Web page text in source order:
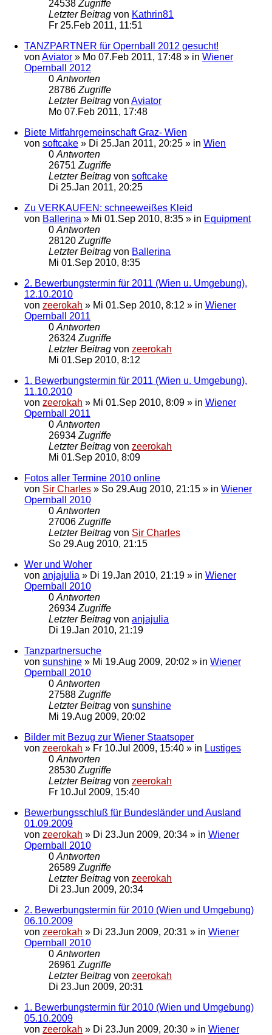
24538 Zugriffe
Letzter Beitrag von Kathrin81
Fr 25.Feb 2011, 11:51
TANZPARTNER für Opernball 2012 gesucht!
von Aviator » Mo 07.Feb 2011, 17:48 » in Wiener
Opernball 2012
0 Antworten
28786 Zugriffe
Letzter Beitrag von Aviator
Mo 07.Feb 2011, 17:48
Biete Mitfahrgemeinschaft Graz- Wien
von softcake » Di 25.Jan 2011, 20:25 » in Wien
0 Antworten
26751 Zugriffe
Letzter Beitrag von softcake
Di 25.Jan 2011, 20:25
Zu VERKAUFEN: schneeweißes Kleid
von Ballerina » Mi 01.Sep 2010, 8:35 » in Equipment
0 Antworten
28120 Zugriffe
Letzter Beitrag von Ballerina
Mi 01.Sep 2010, 8:35
2. Bewerbungstermin für 2011 (Wien u. Umgebung),
12.10.2010
von zeerokah » Mi 01.Sep 2010, 8:12 » in Wiener
Opernball 2011
0 Antworten
26324 Zugriffe
Letzter Beitrag von zeerokah
Mi 01.Sep 2010, 8:12
1. Bewerbungstermin für 2011 (Wien u. Umgebung),
11.10.2010
von zeerokah » Mi 01.Sep 2010, 8:09 » in Wiener
Opernball 2011
0 Antworten
26934 Zugriffe
Letzter Beitrag von zeerokah
Mi 01.Sep 2010, 8:09
Fotos aller Termine 2010 online
von Sir Charles » So 29.Aug 2010, 21:15 » in Wiener
Opernball 2010
0 Antworten
27006 Zugriffe
Letzter Beitrag von Sir Charles
So 29.Aug 2010, 21:15
Wer und Woher
von anjajulia » Di 19.Jan 2010, 21:19 » in Wiener
Opernball 2010
0 Antworten
26934 Zugriffe
Letzter Beitrag von anjajulia
Di 19.Jan 2010, 21:19
Tanzpartnersuche
von sunshine » Mi 19.Aug 2009, 20:02 » in Wiener
Opernball 2010
0 Antworten
27588 Zugriffe
Letzter Beitrag von sunshine
Mi 19.Aug 2009, 20:02
Bilder mit Bezug zur Wiener Staatsoper
von zeerokah » Fr 10.Jul 2009, 15:40 » in Lustiges
0 Antworten
28530 Zugriffe
Letzter Beitrag von zeerokah
Fr 10.Jul 2009, 15:40
Bewerbungsschluß für Bundesländer und Ausland
01.09.2009
von zeerokah » Di 23.Jun 2009, 20:34 » in Wiener
Opernball 2010
0 Antworten
26589 Zugriffe
Letzter Beitrag von zeerokah
Di 23.Jun 2009, 20:34
2. Bewerbungstermin für 2010 (Wien und Umgebung)
06.10.2009
von zeerokah » Di 23.Jun 2009, 20:31 » in Wiener
Opernball 2010
0 Antworten
26961 Zugriffe
Letzter Beitrag von zeerokah
Di 23.Jun 2009, 20:31
1. Bewerbungstermin für 2010 (Wien und Umgebung)
05.10.2009
von zeerokah » Di 23.Jun 2009, 20:30 » in Wiener